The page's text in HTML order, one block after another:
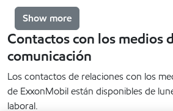
Show more
Contactos con los medios
comunicación
Los contactos de relaciones con los
de ExxonMobil están disponibles de
laboral.